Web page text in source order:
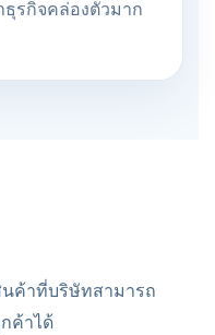
ธุรกิจคล่องตัวมาก
ค้าที่บริษัทสามารถ
ค้าได้